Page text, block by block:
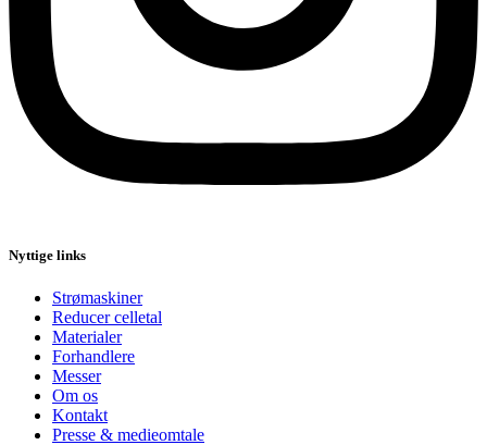
Nyttige links
Strømaskiner
Reducer celletal
Materialer
Forhandlere
Messer
Om os
Kontakt
Presse & medieomtale